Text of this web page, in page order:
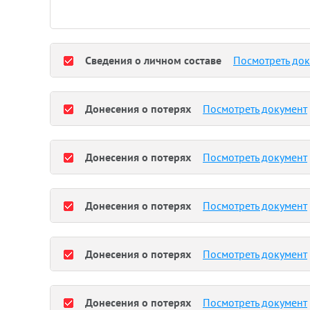
Сведения о личном составе Посмотреть
Донесения о потерях Посмотреть документ
Донесения о потерях Посмотреть документ
Донесения о потерях Посмотреть документ
Донесения о потерях Посмотреть документ
Донесения о потерях Посмотреть документ